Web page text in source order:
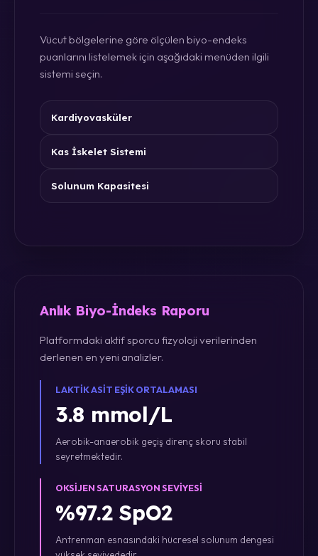
Vücut bölgelerine göre ölçülen biyo-endeks
puanlarını listelemek için aşağıdaki menüden ilgili
sistemi seçin.
Kardiyovasküler
Kas İskelet Sistemi
Solunum Kapasitesi
Anlık Biyo-İndeks Raporu
Platformdaki aktif sporcu fizyoloji verilerinden
derlenen en yeni analizler.
LAKTIK ASIT EŞIK ORTALAMASI
3.8 mmol/L
Aerobik-anaerobik geçiş direnç skoru stabil
seyretmektedir.
OKSIJEN SATURASYON SEVIYESI
%97.2 SpO2
Antrenman esnasındaki hücresel solunum dengesi